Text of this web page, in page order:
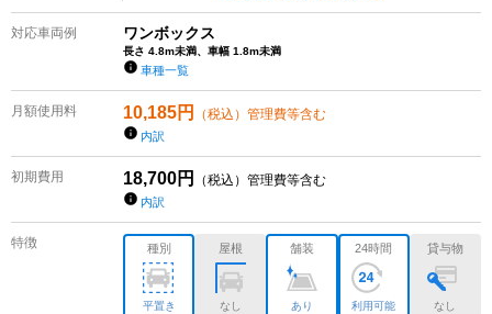
対応車両例 ワンボックス
長さ 4.8m未満、車幅 1.8m未満
車種一覧
月額使用料 10,185円 （税込）管理費等含む
内訳
初期費用 18,700円 （税込）管理費等含む
内訳
特徴 種別
平置き
屋根
なし
舗装
あり
24時間
利用可能
貸与物
なし